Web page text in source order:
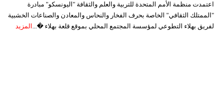
اعتمدت منظمة الأمم المتحدة للتربية والعلم والثقافة "اليونسكو" مبادرة
"الممتلك الثقافي" الخاصة بحرف الفخار والنحاس والمعادن والصناعات الخشبية
لفريق بهلاء التطوعي لمؤسسة المجتمع المحلي بموقع قلعة بهلاء �... المزيد